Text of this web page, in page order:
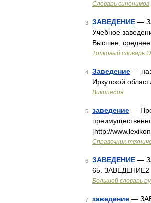
Словарь синонимов
3 ЗАВЕДЕНИЕ —
Учебное
Высшее,
Толковый словарь
4 Заведение —
Иркутской
Википедия
5 заведение —
[http://
Справочник
6 ЗАВЕДЕНИЕ —
65. ЗАВЕДЕНИЕ2
Большой словарь
7 заведение —